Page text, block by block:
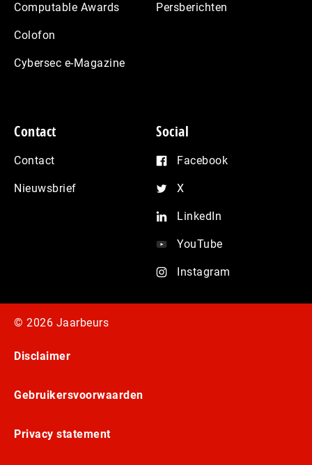
Computable Awards
Colofon
Cybersec e-Magazine
Persberichten
Contact
Contact
Nieuwsbrief
Social
Facebook
X
LinkedIn
YouTube
Instagram
© 2026 Jaarbeurs
Disclaimer
Gebruikersvoorwaarden
Privacy statement